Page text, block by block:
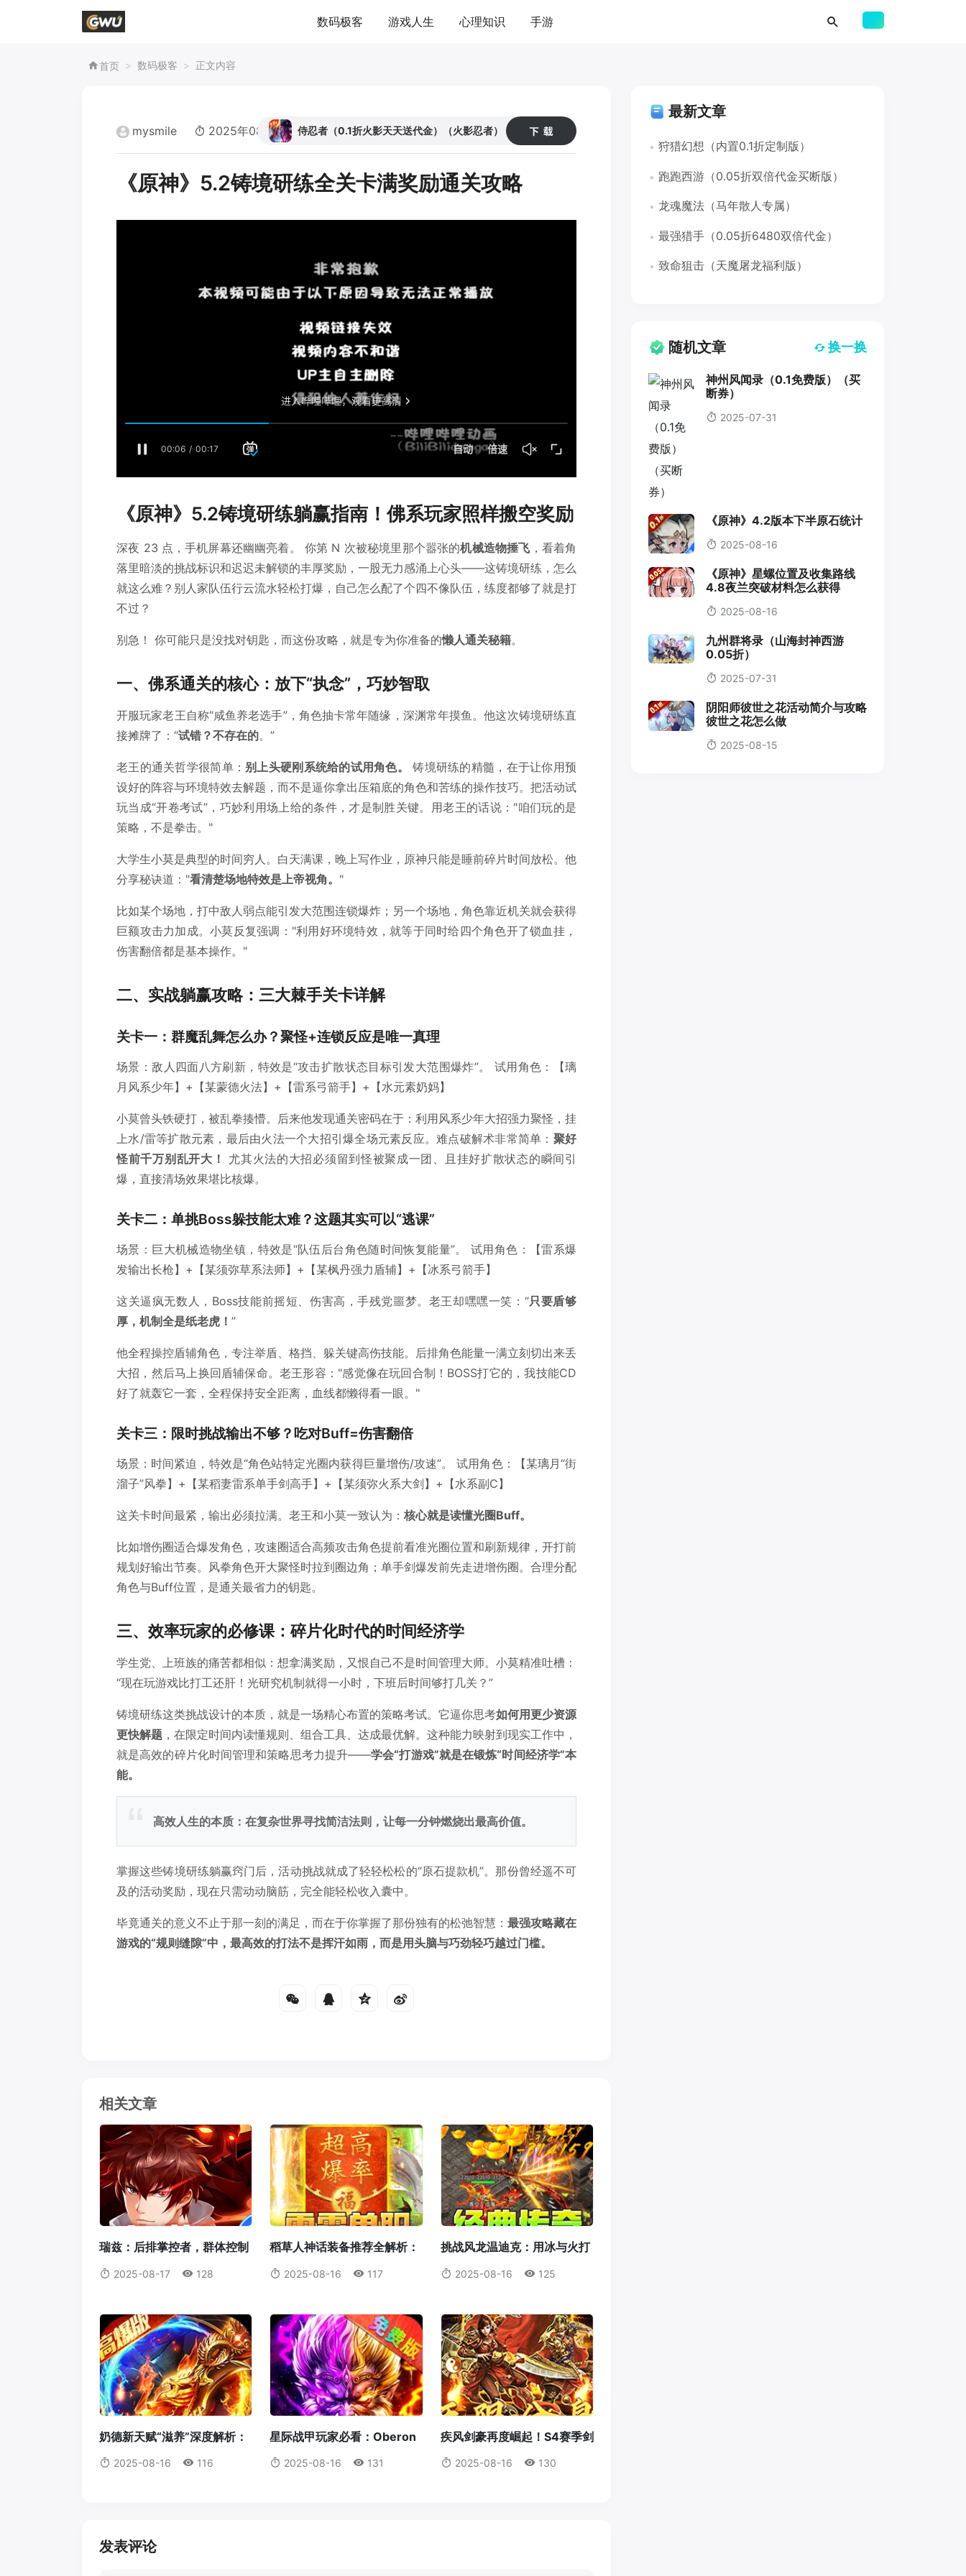
数码极客 游戏人生 心理知识 手游
首页 数码极客 正文内容
mysmile 2025年08月16日 12:05 45
侍忍者（0.1折火影天天送代金）（火影忍者）
《原神》5.2铸境研练全关卡满奖励通关攻略
《原神》5.2铸境研练躺赢指南！佛系玩家照样搬空奖励
深夜 23 点，手机屏幕还幽幽亮着。 你第 N 次被秘境里那个嚣张的机械造物捶飞 ，看着角
落里暗淡的挑战标识和迟迟未解锁的丰厚奖励，一股无力感涌上心头——这铸境研练，怎么
就这么难？别人家队伍行云流水轻松打爆，自己怎么配了个四不像队伍，练度都够了就是打
不过？
别急！ 你可能只是没找对钥匙，而这份攻略，就是专为你准备的懒人通关秘籍。
一、佛系通关的核心：放下“执念”，巧妙智取
开服玩家老王自称“咸鱼养老选手”，角色抽卡常年随缘，深渊常年摸鱼。他这次铸境研练直
接摊牌了：“试错？不存在的。”
老王的通关哲学很简单： 别上头硬刚系统给的试用角色。
铸境研练的精髓，在于让你用预
设好的阵容与环境特效去解题，而不是逼你拿出压箱底的角色和苦练的操作技巧。把活动试
玩当成“开卷考试”，巧妙利用场上给的条件，才是制胜关键。用老王的话说："咱们玩的是
策略，不是拳击。"
大学生小莫是典型的时间穷人。白天满课，晚上写作业，原神只能是睡前碎片时间放松。他
分享秘诀道："看清楚场地特效是上帝视角。 "
比如某个场地，打中敌人弱点能引发大范围连锁爆炸；另一个场地，角色靠近机关就会获得
巨额攻击力加成。小莫反复强调："利用好环境特效，就等于同时给四个角色开了锁血挂，
伤害翻倍都是基本操作。"
二、实战躺赢攻略：三大棘手关卡详解
关卡一：群魔乱舞怎么办？聚怪+连锁反应是唯一真理
场景：敌人四面八方刷新，特效是“攻击扩散状态目标引发大范围爆炸”。 试用角色：【璃
月风系少年】+【某蒙德火法】+【雷系弓箭手】+【水元素奶妈】
小莫曾头铁硬打，被乱拳揍懵。后来他发现通关密码在于：利用风系少年大招强力聚怪，挂
上水/雷等扩散元素，最后由火法一个大招引爆全场元素反应。难点破解术非常简单： 聚好
怪前千万别乱开大！
尤其火法的大招必须留到怪被聚成一团、且挂好扩散状态的瞬间引
爆，直接清场效果堪比核爆。
关卡二：单挑Boss躲技能太难？这题其实可以“逃课”
场景：巨大机械造物坐镇，特效是“队伍后台角色随时间恢复能量”。 试用角色：【雷系爆
发输出长枪】+【某须弥草系法师】+【某枫丹强力盾辅】+【冰系弓箭手】
这关逼疯无数人，Boss技能前摇短、伤害高，手残党噩梦。老王却嘿嘿一笑：“只要盾够
厚，机制全是纸老虎！ ”
他全程操控盾辅角色，专注举盾、格挡、躲关键高伤技能。后排角色能量一满立刻切出来丢
大招，然后马上换回盾辅保命。老王形容："感觉像在玩回合制！BOSS打它的，我技能CD
好了就轰它一套，全程保持安全距离，血线都懒得看一眼。"
关卡三：限时挑战输出不够？吃对Buff=伤害翻倍
场景：时间紧迫，特效是“角色站特定光圈内获得巨量增伤/攻速”。 试用角色：【某璃月“街
溜子”风拳】+【某稻妻雷系单手剑高手】+【某须弥火系大剑】+【水系副C】
这关卡时间最紧，输出必须拉满。老王和小莫一致认为： 核心就是读懂光圈Buff。
比如增伤圈适合爆发角色，攻速圈适合高频攻击角色提前看准光圈位置和刷新规律，开打前
规划好输出节奏。风拳角色开大聚怪时拉到圈边角；单手剑爆发前先走进增伤圈。合理分配
角色与Buff位置，是通关最省力的钥匙。
三、效率玩家的必修课：碎片化时代的时间经济学
学生党、上班族的痛苦都相似：想拿满奖励，又恨自己不是时间管理大师。小莫精准吐槽：
“现在玩游戏比打工还肝！光研究机制就得一小时，下班后时间够打几关？”
铸境研练这类挑战设计的本质，就是一场精心布置的策略考试。它逼你思考如何用更少资源
更快解题 ，在限定时间内读懂规则、组合工具、达成最优解。这种能力映射到现实工作中，
就是高效的碎片化时间管理和策略思考力提升——学会“打游戏”就是在锻炼“时间经济学”本
能。
高效人生的本质：在复杂世界寻找简洁法则，让每一分钟燃烧出最高价值。
掌握这些铸境研练躺赢窍门后，活动挑战就成了轻轻松松的“原石提款机”。那份曾经遥不可
及的活动奖励，现在只需动动脑筋，完全能轻松收入囊中。
毕竟通关的意义不止于那一刻的满足，而在于你掌握了那份独有的松弛智慧： 最强攻略藏在
游戏的“规则缝隙”中，最高效的打法不是挥汗如雨，而是用头脑与巧劲轻巧越过门槛。
相关文章
瑞兹：后排掌控者，群体控制
的艺术大师
2025-08-17 128
稻草人神话装备推荐全解析：
火箭腰带为何成为首选？
2025-08-16 117
挑战风龙温迪克：用冰与火打
破风暴统治！
2025-08-16 125
奶德新天赋“滋养”深度解析：
它真的值得我们放弃愈合吗？
2025-08-16 116
星际战甲玩家必看：Oberon
机体蓝图获取全攻略
2025-08-16 131
疾风剑豪再度崛起！S4赛季剑
豪输出机制全解析
2025-08-16 130
发表评论
最新文章
狩猎幻想（内置0.1折定制版）
跑跑西游（0.05折双倍代金买断版）
龙魂魔法（马年散人专属）
最强猎手（0.05折6480双倍代金）
致命狙击（天魔屠龙福利版）
随机文章 换一换
神州风闻录（0.1免费版）（买
断券）
2025-07-31
《原神》4.2版本下半原石统计
2025-08-16
《原神》星螺位置及收集路线
4.8夜兰突破材料怎么获得
2025-08-16
九州群将录（山海封神西游
0.05折）
2025-07-31
阴阳师彼世之花活动简介与攻略
彼世之花怎么做
2025-08-15